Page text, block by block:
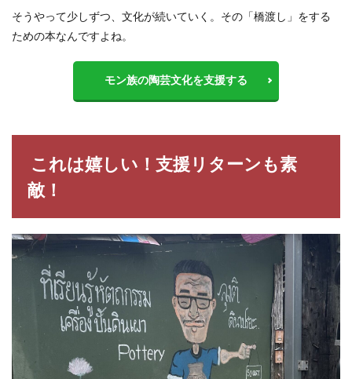
そうやって少しずつ、文化が続いていく。その「橋渡し」をする
ための本なんですよね。
モン族の陶芸文化を支援する
これは嬉しい！支援リターンも素
敵！